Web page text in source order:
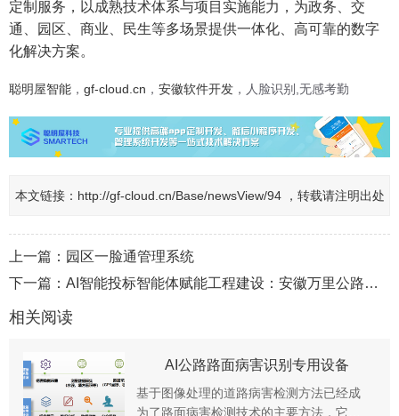
定制服务，以成熟技术体系与项目实施能力，为政务、交
通、园区、商业、民生等多场景提供一体化、高可靠的数字
化解决方案。
聪明屋智能 ， gf-cloud.cn ， 安徽软件开发 ，人脸识别,无感考勤
本文链接： http://gf-cloud.cn/Base/newsView/94 ，转载请注明出处
上一篇： 园区一脸通管理系统
下一篇： AI智能投标智能体赋能工程建设：安徽万里公路桥梁建设有限公司数字化转型实践
相关阅读
AI公路路面病害识别专用设备
基于图像处理的道路病害检测方法已经成
为了路面病害检测技术的主要方法，它基